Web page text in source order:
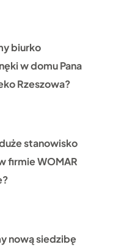
biurko
w domu Pana
Rzeszowa?
stanowisko
firmie WOMAR
nową siedzibę